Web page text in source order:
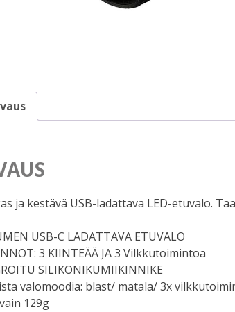
ja kestävä USB-ladattava LED-etuvalo.
USB-C LADATTAVA ETUVALO
3 KIINTEÄÄ JA 3 Vilkkutoimintoa
SILIKONIKUMIIKINNIKE
valomoodia: blast/ matala/ 3x
129g